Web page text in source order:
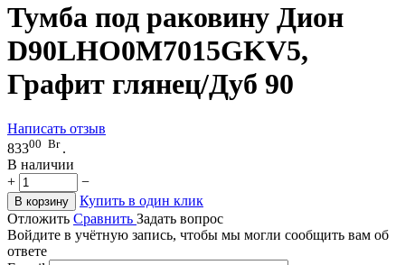
Тумба под раковину Дион
D90LHO0M7015GKV5,
Графит глянец/Дуб 90
Написать отзыв
83300 Br .
В наличии
+
−
В корзину
Купить в один клик
Отложить Сравнить Задать вопрос
Войдите в учётную запись, чтобы мы могли сообщить вам об
ответе